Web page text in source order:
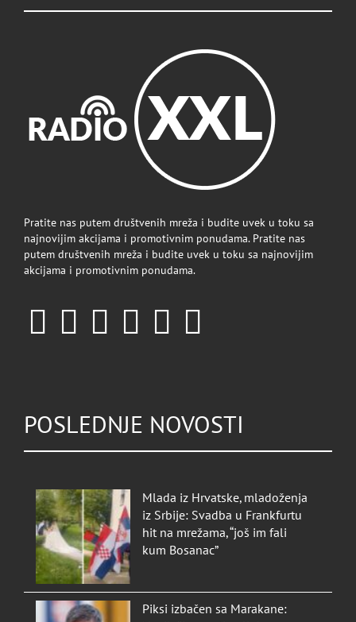
Pratite nas putem društvenih mreža i budite uvek u toku sa
najnovijim akcijama i promotivnim ponudama. Pratite nas
putem društvenih mreža i budite uvek u toku sa najnovijim
akcijama i promotivnim ponudama.
POSLEDNJE NOVOSTI
Mlada iz Hrvatske, mladoženja
iz Srbije: Svadba u Frankfurtu
hit na mrežama, “još im fali
kum Bosanac”
Piksi izbačen sa Marakane: